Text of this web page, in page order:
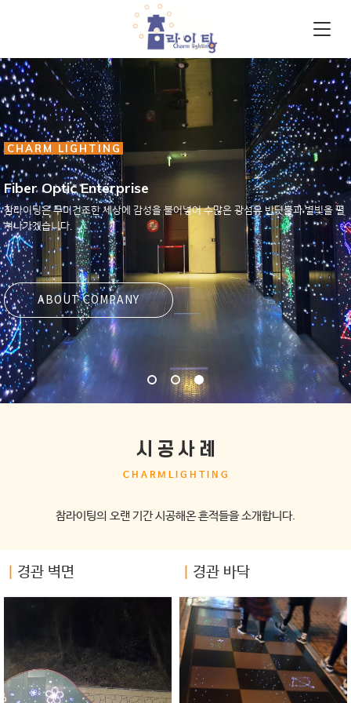
CHARM LIGHTING
Fiber Optic Enterprise
참라이팅은 무미건조한 세상에 감성을 불어넣어 수많은 광섬유 반딧불과 별빛을 펼
쳐나가겠습니다.
ABOUT COMPANY
시공사례
CHARMLIGHTING
참라이팅의 오랜 기간 시공해온 흔적들을 소개합니다.
ㅣ 경관 벽면 ㅣ 경관 바닥